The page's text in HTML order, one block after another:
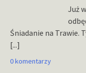
Już
Śniadanie na Trawie.
[...]
0 komentarzy